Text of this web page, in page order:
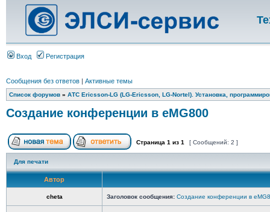
Вход Регистрация
Сообщения без ответов | Активные темы
Список форумов » АТС Ericsson-LG (LG-Ericsson, LG-Nortel). Установка,
Создание конференции в eMG800
Страница 1 из 1 [ Сообщений: 2 ]
Для печати
Автор
cheta Заголовок сообщения: Создание конференции в